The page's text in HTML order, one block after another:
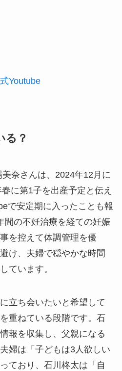
Youtube
る？
奈さんは、2024年12月に
に第1子を出産予定と伝え
で安定期に入ったことも報
間の不妊治療を経ての妊娠
を控えて体調管理を優
け、夫婦で穏やかな時間
ています。
立ち会いたいと希望して
重ねている段階です。石
報を収集し、父親になる
婦は「子どもは3人欲しい
ており、石川柊太は「自